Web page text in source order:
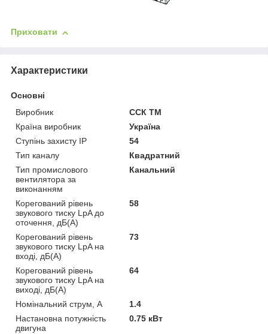
Приховати
Характеристики
Основні
Виробник
ССК ТМ
Країна виробник
Україна
Ступінь захисту IP
54
Тип каналу
Квадратний
Тип промислового
вентилятора за
виконанням
Канальний
Корегований рівень
звукового тиску LpA до
оточення, дБ(А)
58
Корегований рівень
звукового тиску LpA на
вході, дБ(А)
73
Корегований рівень
звукового тиску LpA на
виході, дБ(А)
64
Номінальний струм, А
1.4
Настановна потужність
двигуна
0.75 кВт